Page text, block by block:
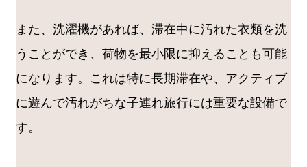
また、洗濯機があれば、滞在中に汚れた衣類を洗
うことができ、荷物を最小限に抑えることも可能
になります。これは特に長期滞在や、アクティブ
に遊んで汚れがちな子連れ旅行には重要な設備で
す。